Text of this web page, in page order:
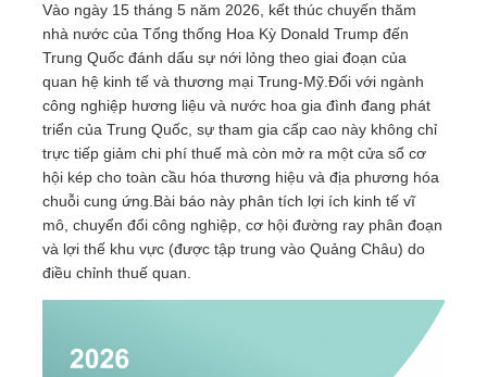
Vào ngày 15 tháng 5 năm 2026, kết thúc chuyến thăm
nhà nước của Tổng thống Hoa Kỳ Donald Trump đến
Trung Quốc đánh dấu sự nới lỏng theo giai đoạn của
quan hệ kinh tế và thương mại Trung-Mỹ.Đối với ngành
công nghiệp hương liệu và nước hoa gia đình đang phát
triển của Trung Quốc, sự tham gia cấp cao này không chỉ
trực tiếp giảm chi phí thuế mà còn mở ra một cửa sổ cơ
hội kép cho toàn cầu hóa thương hiệu và địa phương hóa
chuỗi cung ứng.Bài báo này phân tích lợi ích kinh tế vĩ
mô, chuyển đổi công nghiệp, cơ hội đường ray phân đoạn
và lợi thế khu vực (được tập trung vào Quảng Châu) do
điều chỉnh thuế quan.